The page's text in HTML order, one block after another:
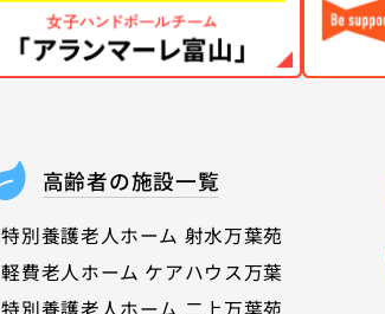
高齢者の施設一覧
特別養護老人ホーム 射水万葉苑
軽費老人ホーム ケアハウス万葉